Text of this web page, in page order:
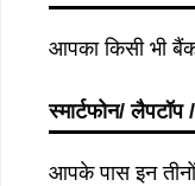
आपका किसी भी
स्मार्टफोन/ लैपटॉप
आपके पास इन